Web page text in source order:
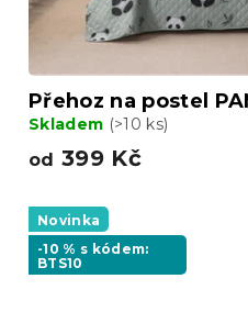
Přehoz na postel
Skladem (>10 ks)
od 399 Kč
Novinka
-10 % s kódem:
BTS10